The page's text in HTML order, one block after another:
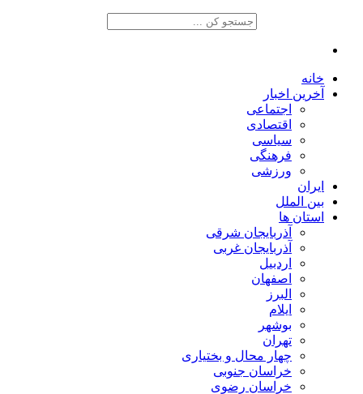
خانه
آخرین اخبار
اجتماعی
اقتصادی
سیاسی
فرهنگی
ورزشی
ایران
بین الملل
استان ها
آذربایجان شرقی
آذربایجان غربی
اردبیل
اصفهان
البرز
ایلام
بوشهر
تهران
چهار محال و بختیاری
خراسان جنوبی
خراسان رضوی